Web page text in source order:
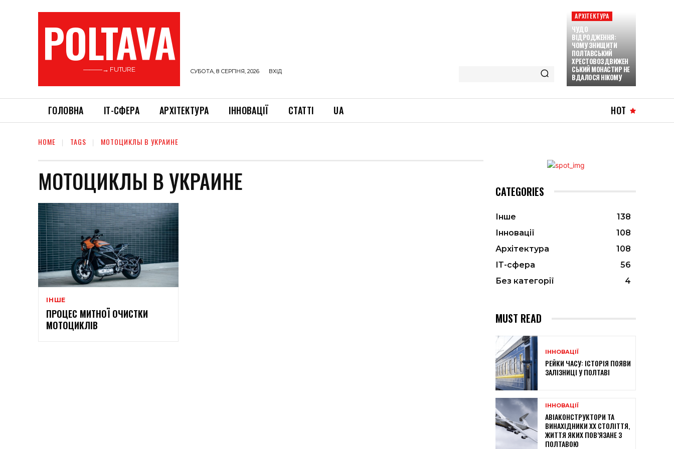
POLTAVA
———→ FUTURE СУБОТА, 8 СЕРПНЯ, 2026 ВХІД
АРХІТЕКТУРА
ЧУДО
ВІДРОДЖЕННЯ:
ЧОМУ ЗНИЩИТИ
ПОЛТАВСЬКИЙ
ХРЕСТОВОЗДВИЖЕН
СЬКИЙ МОНАСТИР НЕ
ВДАЛОСЯ НІКОМУ
ГОЛОВНА ІТ-СФЕРА АРХІТЕКТУРА ІННОВАЦІЇ СТАТТІ UA HOT
HOME TAGS МОТОЦИКЛЫ В УКРАИНЕ
МОТОЦИКЛЫ В УКРАИНЕ
ІНШЕ
ПРОЦЕС МИТНОЇ ОЧИСТКИ
МОТОЦИКЛІВ
CATEGORIES
Інше
138
Інновації
108
Архітектура
108
ІТ-сфера
56
Без категорії
4
MUST READ
ІННОВАЦІЇ
РЕЙКИ ЧАСУ: ІСТОРІЯ ПОЯВИ
ЗАЛІЗНИЦІ У ПОЛТАВІ
ІННОВАЦІЇ
АВІАКОНСТРУКТОРИ ТА
ВИНАХІДНИКИ XX СТОЛІТТЯ,
ЖИТТЯ ЯКИХ ПОВ’ЯЗАНЕ З
ПОЛТАВОЮ